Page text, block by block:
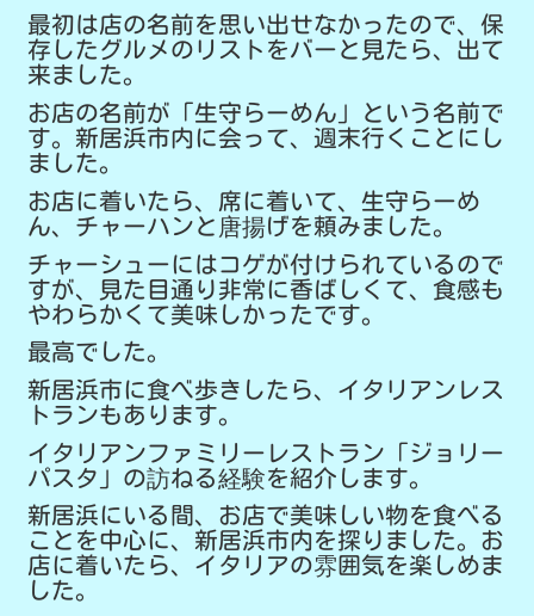
最初は店の名前を思い出せなかったので、保
存したグルメのリストをバーと見たら、出て
来ました。
お店の名前が「生守らーめん」という名前で
す。新居浜市内に会って、週末行くことにし
ました。
お店に着いたら、席に着いて、生守らーめ
ん、チャーハンと唐揚げを頼みました。
チャーシューにはコゲが付けられているので
すが、見た目通り非常に香ばしくて、食感も
やわらかくて美味しかったです。
最高でした。
新居浜市に食べ歩きしたら、イタリアンレス
トランもあります。
イタリアンファミリーレストラン「ジョリー
パスタ」の訪ねる経験を紹介します。
新居浜にいる間、お店で美味しい物を食べる
ことを中心に、新居浜市内を探りました。お
店に着いたら、イタリアの雰囲気を楽しめま
した。